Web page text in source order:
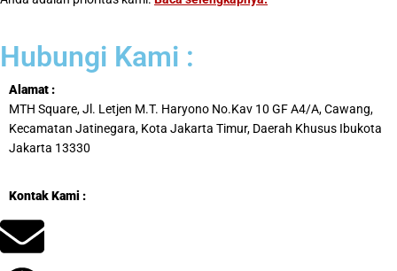
Hubungi Kami :
Alamat :
MTH Square, Jl. Letjen M.T. Haryono No.Kav 10 GF A4/A, Cawang,
Kecamatan Jatinegara, Kota Jakarta Timur, Daerah Khusus Ibukota
Jakarta 13330
Kontak Kami :